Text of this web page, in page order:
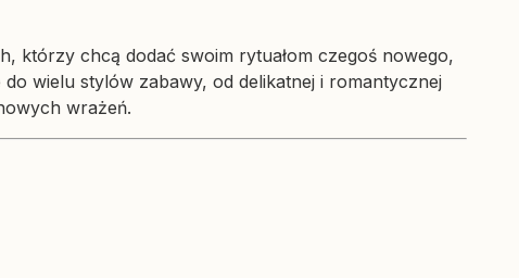
chcą dodać swoim rytuałom czegoś nowego,
wielu stylów zabawy, od delikatnej i romantycznej
wrażeń.